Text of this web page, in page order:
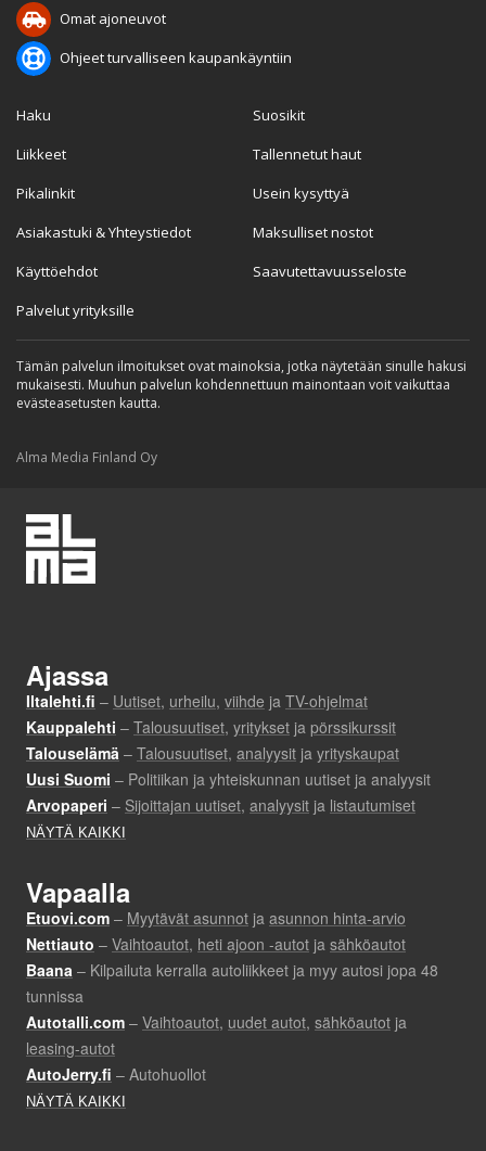
Omat ajoneuvot
Ohjeet turvalliseen kaupankäyntiin
Haku
Liikkeet
Pikalinkit
Asiakastuki & Yhteystiedot
Käyttöehdot
Palvelut yrityksille
Suosikit
Tallennetut haut
Usein kysyttyä
Maksulliset nostot
Saavutettavuusseloste
Tämän palvelun ilmoitukset ovat mainoksia, jotka näytetään sinulle hakusi
mukaisesti. Muuhun palvelun kohdennettuun mainontaan voit vaikuttaa
evästeasetusten kautta.
Alma Media Finland Oy